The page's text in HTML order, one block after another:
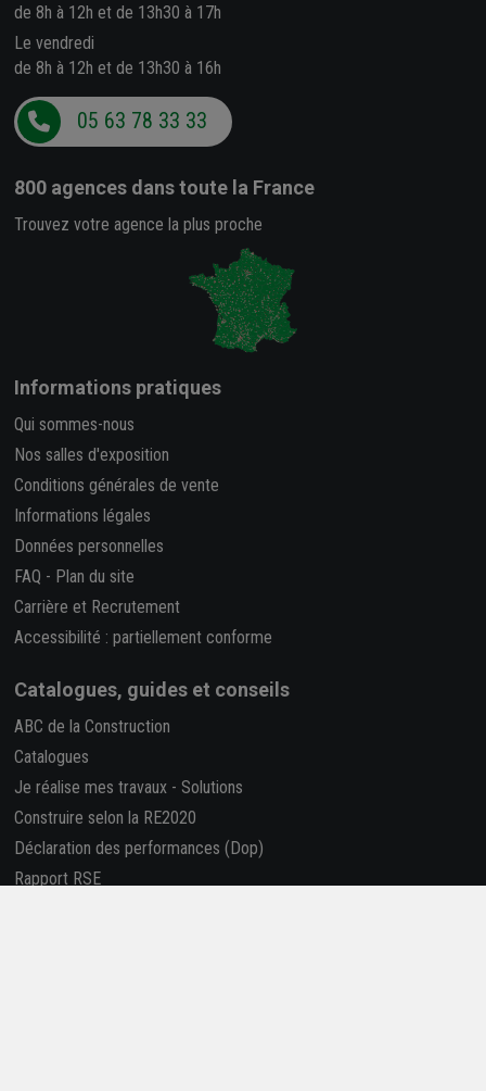
de 8h à 12h et de 13h30 à 17h
Le vendredi
de 8h à 12h et de 13h30 à 16h
05 63 78 33 33
800 agences dans toute la France
Trouvez votre agence la plus proche
Informations pratiques
Qui sommes-nous
Nos salles d'exposition
Conditions générales de vente
Informations légales
Données personnelles
FAQ - Plan du site
Carrière et Recrutement
Accessibilité : partiellement conforme
Catalogues, guides et conseils
ABC de la Construction
Catalogues
Je réalise mes travaux - Solutions
Construire selon la RE2020
Déclaration des performances (Dop)
Rapport RSE